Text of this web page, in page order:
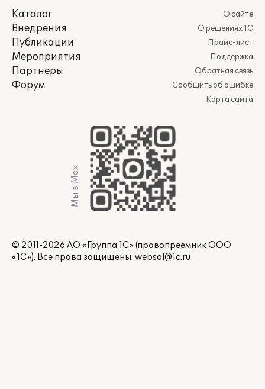
Каталог
Внедрения
Публикации
Мероприятия
Партнеры
Форум
О сайте
О решениях 1С
Прайс-лист
Поддержка
Обратная связь
Сообщить об ошибке
Карта сайта
Мы в Max
© 2011-2026 АО «Группа 1С» (правопреемник ООО
«1С»). Все права защищены. websol@1c.ru